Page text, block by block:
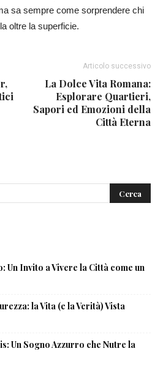
sa sempre come sorprendere chi
oltre la superficie.
Articolo successivo
La Dolce Vita Romana:
Esplorare Quartieri,
Sapori ed Emozioni della
Città Eterna
Un Invito a Vivere la Città come un
la Vita (e la Verità) Vista
Un Sogno Azzurro che Nutre la